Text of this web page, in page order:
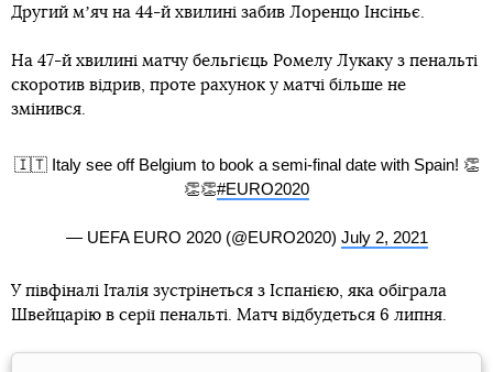
Другий мʼяч на 44-й хвилині забив Лоренцо Інсіньє.
На 47-й хвилині матчу бельгієць Ромелу Лукаку з пенальті
скоротив відрив, проте рахунок у матчі більше не
змінився.
🇮🇹 Italy see off Belgium to book a semi-final date with Spain! 👏
👏👏#EURO2020
— UEFA EURO 2020 (@EURO2020) July 2, 2021
У півфіналі Італія зустрінеться з Іспанією, яка обіграла
Швейцарію в серії пенальті. Матч відбудеться 6 липня.